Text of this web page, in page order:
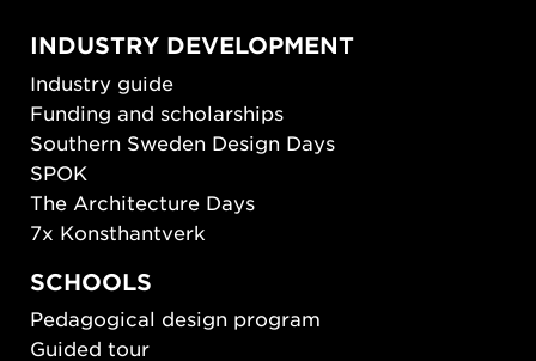
INDUSTRY DEVELOPMENT
Industry guide
Funding and scholarships
Southern Sweden Design Days
SPOK
The Architecture Days
7x Konsthantverk
SCHOOLS
Pedagogical design program
Guided tour